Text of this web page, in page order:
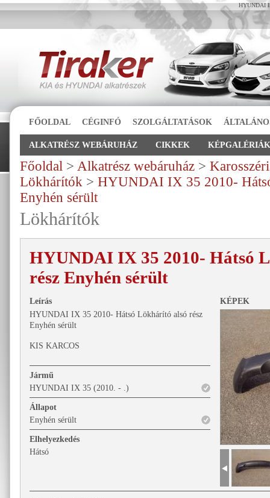
HYUNDAI
FŐOLDAL CÉGINFÓ SZOLGÁLTATÁSOK
ALKATRÉSZ WEBÁRUHÁZ CIKKEK KÉPGALÉRIÁK
Főoldal > Alkatrész webáruház >
Lökhárítók > HYUNDAI IX 35 2010-
Enyhén sérült
Lökhárítók
HYUNDAI IX 35 2010- Hátsó
rész Enyhén sérült
KÉPEK
Leírás
HYUNDAI IX 35 2010- Hátsó Lökhárító alsó rész
Enyhén sérült
KIS KARCOS
Jármű
HYUNDAI IX 35 (2010. - .)
Állapot
Enyhén sérült
Elhelyezkedés
Hátsó